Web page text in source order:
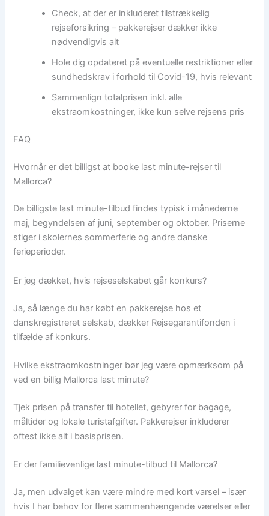
Check, at der er inkluderet tilstrækkelig
rejseforsikring – pakkerejser dækker ikke
nødvendigvis alt
Hole dig opdateret på eventuelle restriktioner eller
sundhedskrav i forhold til Covid-19, hvis relevant
Sammenlign totalprisen inkl. alle
ekstraomkostninger, ikke kun selve rejsens pris
FAQ
Hvornår er det billigst at booke last minute-rejser til
Mallorca?
De billigste last minute-tilbud findes typisk i månederne
maj, begyndelsen af juni, september og oktober. Priserne
stiger i skolernes sommerferie og andre danske
ferieperioder.
Er jeg dækket, hvis rejseselskabet går konkurs?
Ja, så længe du har købt en pakkerejse hos et
danskregistreret selskab, dækker Rejsegarantifonden i
tilfælde af konkurs.
Hvilke ekstraomkostninger bør jeg være opmærksom på
ved en billig Mallorca last minute?
Tjek prisen på transfer til hotellet, gebyrer for bagage,
måltider og lokale turistafgifter. Pakkerejser inkluderer
oftest ikke alt i basisprisen.
Er der familievenlige last minute-tilbud til Mallorca?
Ja, men udvalget kan være mindre med kort varsel – især
hvis I har behov for flere sammenhængende værelser eller